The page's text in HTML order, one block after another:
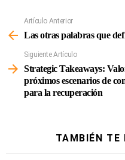
Más
Artículo Anterior
Las otras palabras que
Siguiente Artículo
Strategic Takeaways:
próximos escenarios de
para la recuperación
TAMBIÉN TE